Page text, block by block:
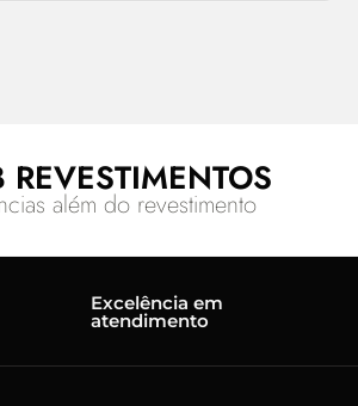
REVESTIMENTOS
além do revestimento
Excelência em
atendimento